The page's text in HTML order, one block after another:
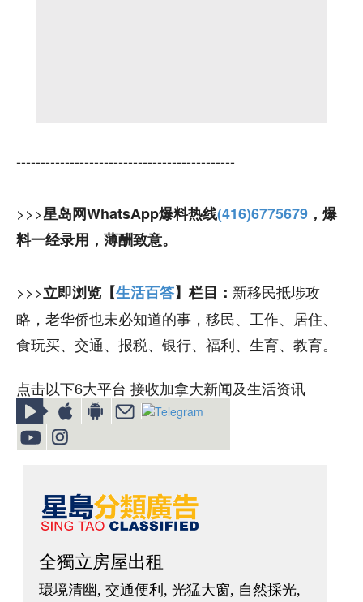
---------------------------------------------
>>>星岛网WhatsApp爆料热线(416)6775679 ，爆
料一经录用，薄酬致意。
>>>立即浏览【生活百答】栏目： 新移民抵埗攻
略，老华侨也未必知道的事，移民、工作、居住、
食玩买、交通、报税、银行、福利、生育、教育。
点击以下6大平台 接收加拿大新闻及生活资讯